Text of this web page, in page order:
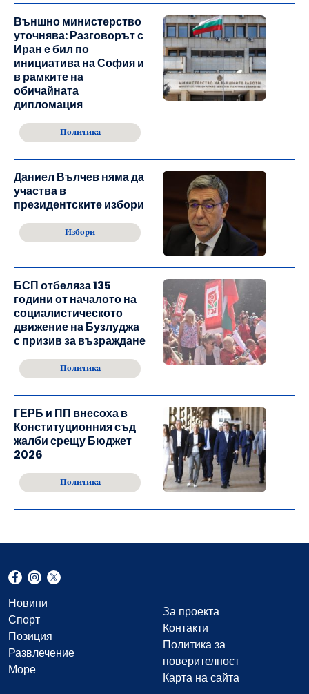
Външно министерство
уточнява: Разговорът с
Иран е бил по
инициатива на София и
в рамките на
обичайната
дипломация
Политика
Даниел Вълчев няма да
участва в
президентските избори
Избори
БСП отбеляза 135
години от началото на
социалистическото
движение на Бузлуджа
с призив за възраждане
Политика
ГЕРБ и ПП внесоха в
Конституционния съд
жалби срещу Бюджет
2026
Политика
Новини
Спорт
Позиция
Развлечение
Море
За проекта
Контакти
Политика за
поверителност
Карта на сайта